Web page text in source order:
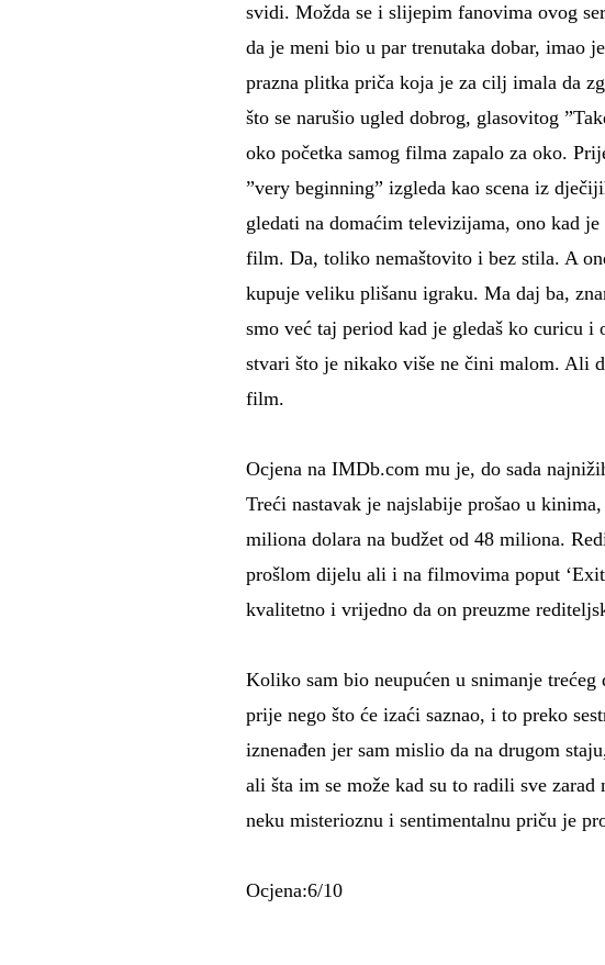
svidi. Možda se i slijepim fanovima ovog
da je meni bio u par trenutaka dobar, imao
prazna plitka priča koja je za cilj imala da
što se narušio ugled dobrog, glasovitog
oko početka samog filma zapalo za oko.
”very beginning” izgleda kao scena iz
gledati na domaćim televizijama, ono kad
film. Da, toliko nemaštovito i bez stila. A
kupuje veliku plišanu igraku. Ma daj ba,
smo već taj period kad je gledaš ko curicu i
stvari što je nikako više ne čini malom. Ali
film.
Ocjena na IMDb.com mu je, do sada
Treći nastavak je najslabije prošao u
miliona dolara na budžet od 48 miliona.
prošlom dijelu ali i na filmovima poput
kvalitetno i vrijedno da on preuzme
Koliko sam bio neupućen u snimanje
prije nego što će izaći saznao, i to preko
iznenađen jer sam mislio da na drugom
ali šta im se može kad su to radili sve
neku misterioznu i sentimentalnu priču je
Ocjena:6/10